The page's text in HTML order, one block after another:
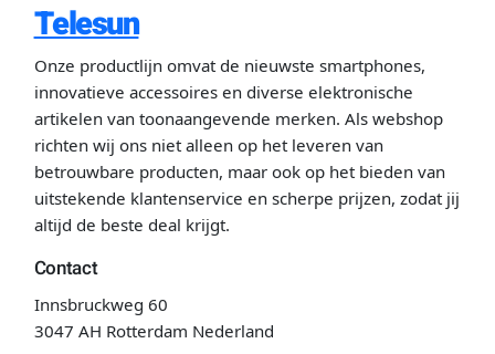
Telesun
Onze productlijn omvat de nieuwste smartphones,
innovatieve accessoires en diverse elektronische
artikelen van toonaangevende merken. Als webshop
richten wij ons niet alleen op het leveren van
betrouwbare producten, maar ook op het bieden van
uitstekende klantenservice en scherpe prijzen, zodat jij
altijd de beste deal krijgt.
Contact
Innsbruckweg 60
3047 AH Rotterdam Nederland